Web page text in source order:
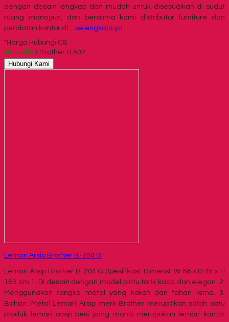
dengan desain lengkap dan mudah untuk disesuaikan di sudut
ruang manapun, dan bersama kami distributor furniture dan
peralatan kantor di… selengkapnya
*Harga Hubungi CS
Tersedia / Brother B 502
Hubungi Kami
Lemari Arsip Brother B-204 G
Lemari Arsip Brother B-204 G Spesifikasi: Dimensi: W 88 x D 45 x H
183 cm 1. Di desain dengan model pintu tarik kaca dan elegan. 2.
Menggunakan rangka metal yang kokoh dan tahan lama. 3.
Bahan: Metal Lemari Arsip merk Brother merupakan salah satu
produk lemari arsip besi yang mana merupakan lemari kantor